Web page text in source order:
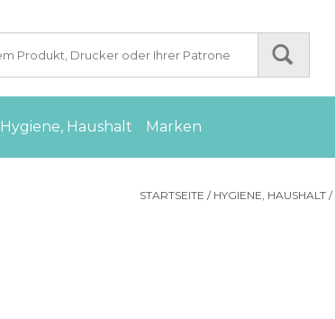
Hygiene, Haushalt Marken
STARTSEITE / HYGIENE, HAUSHALT /